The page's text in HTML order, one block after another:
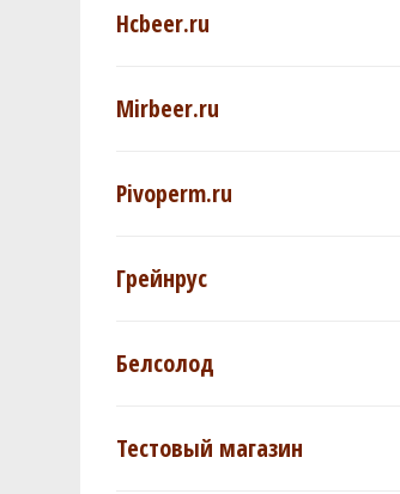
Hcbeer.ru
Mirbeer.ru
Pivoperm.ru
Грейнрус
Белсолод
Тестовый магазин